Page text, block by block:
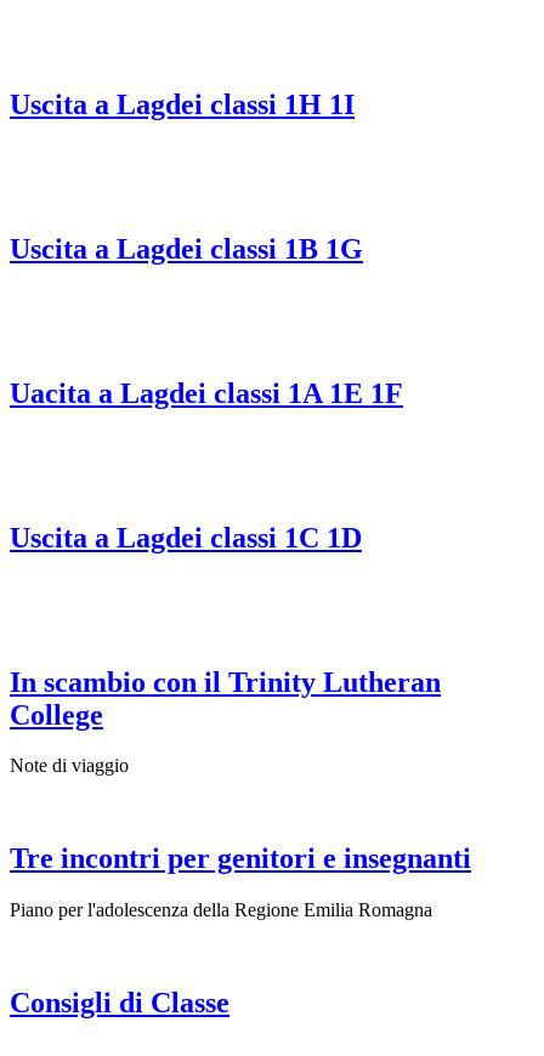
Uscita a Lagdei classi 1H 1I
Uscita a Lagdei classi 1B 1G
Uacita a Lagdei classi 1A 1E 1F
Uscita a Lagdei classi 1C 1D
In scambio con il Trinity Lutheran
College
Note di viaggio
Tre incontri per genitori e insegnanti
Piano per l'adolescenza della Regione Emilia Romagna
Consigli di Classe